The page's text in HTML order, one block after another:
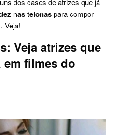
dos cases de atrizes que já
nas telonaspara compor
Veja!
Veja atrizes que
em filmes do